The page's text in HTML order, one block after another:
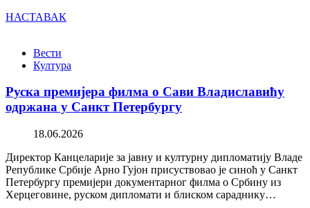
НАСТАВАК
Вести
Култура
Руска премијера филма о Сави Владиславићу
одржана у Санкт Петербургу
18.06.2026
Директор Канцеларије за јавну и културну дипломатију Владе
Републике Србије Арно Гујон присуствовао је синоћ у Санкт
Петербургу премијери документарног филма о Србину из
Херцеговине, руском дипломати и блиском сараднику…